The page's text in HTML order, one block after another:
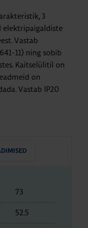
3
Vastab
11) ning sobib
Kaitselülitil on
on
Vastab IP20
73
52.5